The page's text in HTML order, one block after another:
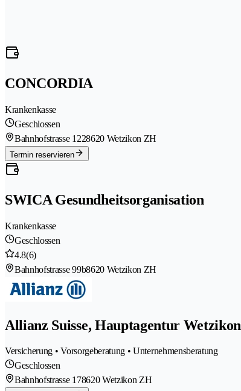
CONCORDIA
Krankenkasse
Geschlossen
Bahnhofstrasse 1228620 Wetzikon ZH
Termin reservieren
SWICA Gesundheitsorganisation
Krankenkasse
Geschlossen
4.8(6)
Bahnhofstrasse 99b8620 Wetzikon ZH
Allianz Suisse, Hauptagentur Wetzikon
Versicherung • Vorsorgeberatung • Unternehmensberatung
Geschlossen
Bahnhofstrasse 178620 Wetzikon ZH